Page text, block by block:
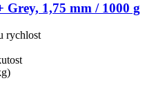
Grey, 1,75 mm / 1000 g
rychlost